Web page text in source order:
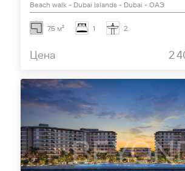
Beach walk - Dubai Islands - Dubai - ОАЭ
75 м² 1 2
Цена 2